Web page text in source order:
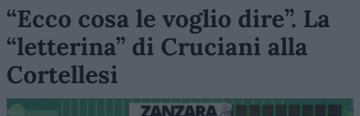
“Ecco cosa le voglio dire”. La
“letterina” di Cruciani alla
Cortellesi